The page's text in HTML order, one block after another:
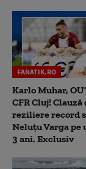
FANATIK.RO
Karlo Muhar,
CFR Cluj! Clauză
reziliere record
Neluțu Varga
3 ani. Exclusiv